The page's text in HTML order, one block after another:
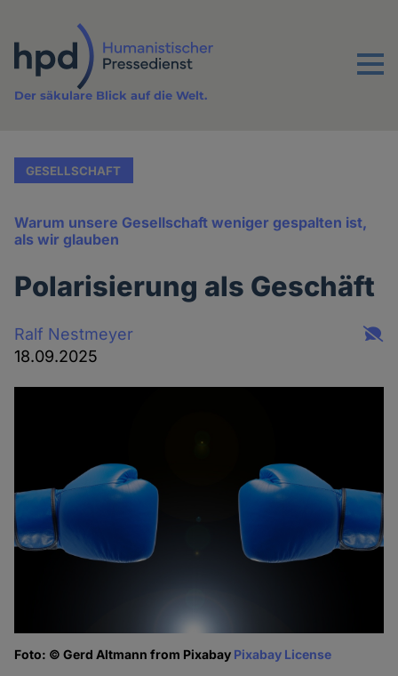
Inhalt
Menu
Der säkulare Blick auf die Welt.
GESELLSCHAFT
Warum unsere Gesellschaft weniger gespalten ist,
als wir glauben
Polarisierung als Geschäft
Ralf Nestmeyer
18.09.2025
Foto: © Gerd Altmann from Pixabay Pixabay License